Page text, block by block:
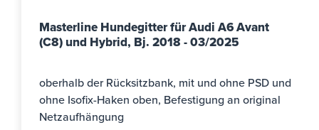
Masterline Hundegitter für Audi A6 Avant
(C8) und Hybrid, Bj. 2018 - 03/2025
oberhalb der Rücksitzbank, mit und ohne PSD und
ohne Isofix-Haken oben, Befestigung an original
Netzaufhängung